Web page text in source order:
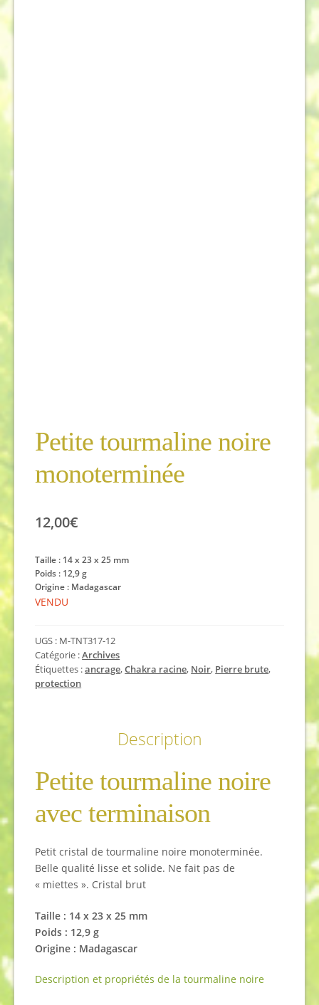
Petite tourmaline noire
monoterminée
12,00€
Taille : 14 x 23 x 25 mm
Poids : 12,9g
Origine : Madagascar
VENDU
UGS : M-TNT317-12
Catégorie :Archives
Étiquettes :ancrage,Chakra racine, Noir, Pierre brute,
protection
Description
Petite tourmaline noire
avec terminaison
Petit cristal de tourmaline noire monoterminée.
Belle qualité lisse et solide. Ne fait pas de
« miettes ». Cristal brut
Taille : 14 x 23 x 25 mm
Poids : 12,9 g
Origine : Madagascar
Description et propriétés de la tourmaline noire